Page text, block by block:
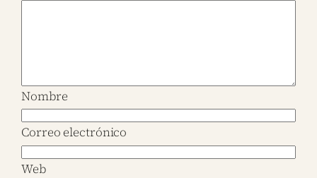
Nombre
Correo electrónico
Web